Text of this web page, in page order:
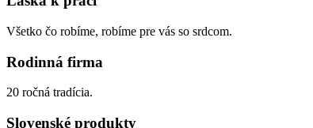
Všetko čo robíme, robíme pre vás so srdcom.
Rodinná firma
20 ročná tradícia.
Slovenské produkty